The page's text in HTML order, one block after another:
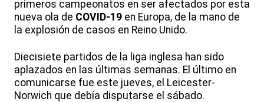
primeros campeonatos en ser afectados por esta
nueva ola de COVID-19 en Europa, de la mano de
la explosión de casos en Reino Unido.
Diecisiete partidos de la liga inglesa han sido
aplazados en las últimas semanas. El último en
comunicarse fue este jueves, el Leicester-
Norwich que debía disputarse el sábado.